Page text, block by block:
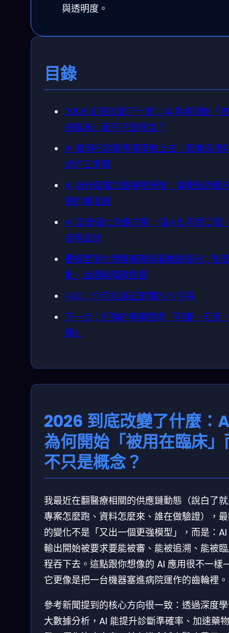
與透明度。
目錄
2026 到底改變了什麼：AI 為何開始「
在臨床」而不只是概念？
AI 如何把診斷準確率推上去：影像與資
合的三步驟
AI 為什麼能加速藥物研發：從靶點到臨
驗的價值鏈
AI 怎麼優化治療方案：個人化不是口號
流程設計
把模型落地到醫療現場最難的部分：監
批、治理與風險控管
FAQ：你可能真正想問的 3 件事
下一步：把你的專案對齊「可審、可用
擴」
2026 到底改變了什麼：
為何開始「被用在臨床」
不只是概念？
我最近在翻醫療相關的供應鏈動態（說白了
專案怎麼跑、資料怎麼來、誰在做驗證），
的變化不是「又出一個更強模型」，而是：
輸出開始被要求要能被審、能被追溯、能被
程吞下去。這點跟你想像的 AI 應用很不一
它更像是把一台機器塞進病院運作的齒輪裡。
參考新聞提到的核心方向很一致：透過深度
大數據分析，AI 能提升診斷準確率、加速藥